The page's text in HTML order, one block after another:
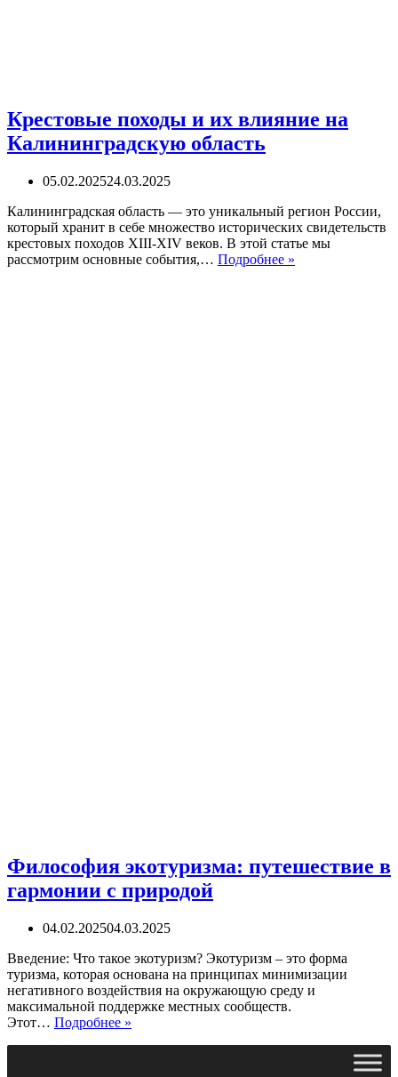
Крестовые походы и их влияние на
Калининградскую область
05.02.202524.03.2025
Калининградская область — это уникальный регион России,
который хранит в себе множество исторических свидетельств
крестовых походов XIII-XIV веков. В этой статье мы
рассмотрим основные события,… Подробнее »
Философия экотуризма: путешествие в
гармонии с природой
04.02.202504.03.2025
Введение: Что такое экотуризм? Экотуризм – это форма
туризма, которая основана на принципах минимизации
негативного воздействия на окружающую среду и
максимальной поддержке местных сообществ.
Этот… Подробнее »